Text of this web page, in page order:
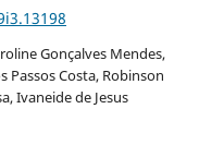
Gonçalves Mendes,
Passos Costa, Robinson
Ivaneide de Jesus